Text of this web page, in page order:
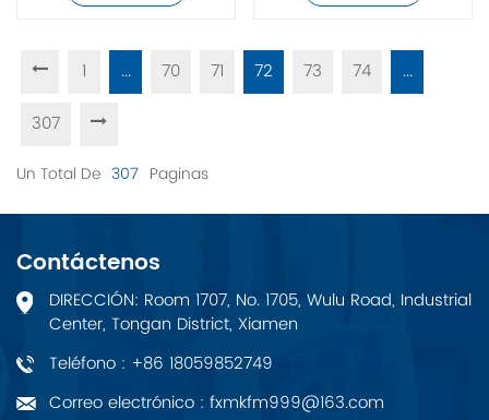
1 ... 70 71 72 73 74
...
307
Un Total De 307 Paginas
Contáctenos
DIRECCIÓN: Room 1707, No. 1705, Wulu Road, Industrial
Center, Tongan District, Xiamen
Teléfono : +86 18059852749
Correo electrónico : fxmkfm999@163.com